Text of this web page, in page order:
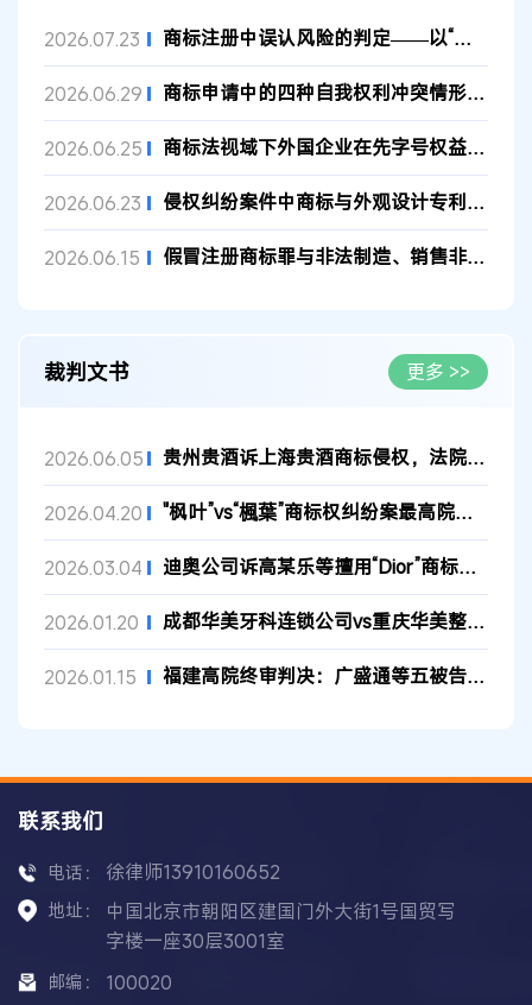
2026.07.23 商标注册中误认风险的判定——以“红珊瑚”案为例
2026.06.29 商标申请中的四种自我权利冲突情形解析
2026.06.25 商标法视域下外国企业在先字号权益的司法保护路径
2026.06.23 侵权纠纷案件中商标与外观设计专利的权利冲突
2026.06.15 假冒注册商标罪与非法制造、销售非法制造的注册商标标识罪的界分...
裁判文书 更多 >>
2026.06.05 贵州贵酒诉上海贵酒商标侵权，法院判赔3000万 二审判决书
2026.04.20 "枫叶”vs“楓葉”商标权纠纷案最高院再审判决书
2026.03.04 迪奥公司诉高某乐等擅用“Dior”商标侵权及不正当竞争纠纷 二审判...
2026.01.20 成都华美牙科连锁公司vs重庆华美整形外科医院有限公司商标权无效...
2026.01.15 福建高院终审判决：广盛通等五被告侵害阿里巴巴商标权，连带赔偿...
联系我们
电话： 徐律师13910160652
地址：
中国北京市朝阳区建国门外大街1号国贸写
字楼一座30层3001室
邮编： 100020